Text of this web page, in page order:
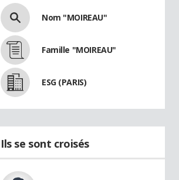
Nom "MOIREAU"
Famille "MOIREAU"
ESG (PARIS)
Ils se sont croisés